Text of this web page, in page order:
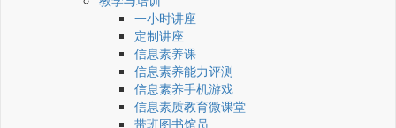
一小时讲座
定制讲座
信息素养课
信息素养能力评测
信息素养手机游戏
信息素质教育微课堂
带班图书馆员